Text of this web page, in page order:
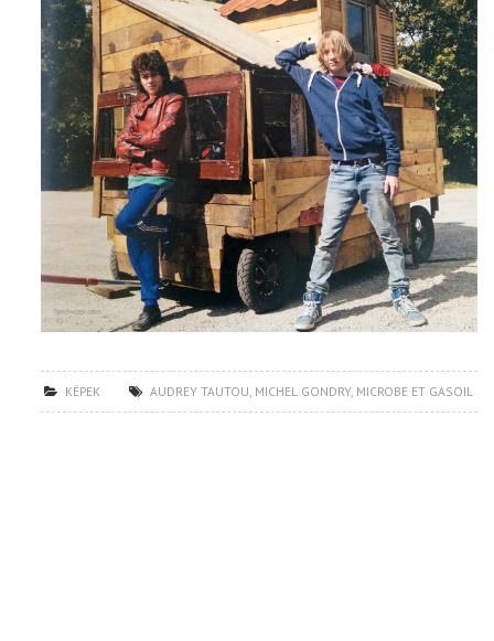
KÉPEK AUDREY TAUTOU, MICHEL GONDRY, MICROBE ET GASOIL